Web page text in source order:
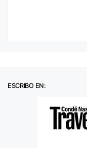
ESCRIBO EN: